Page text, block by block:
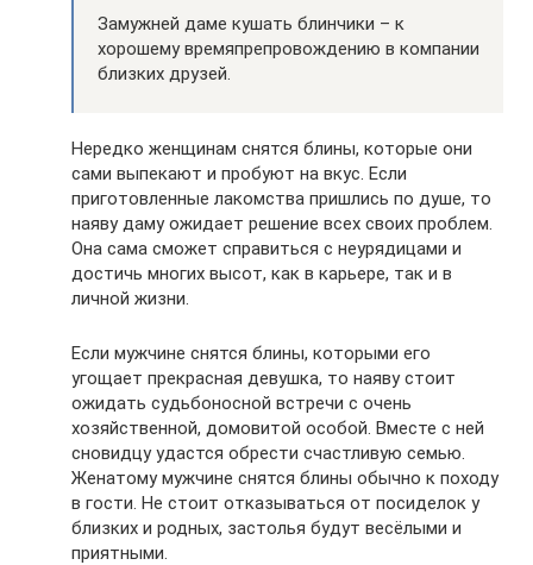
Замужней даме кушать блинчики – к
хорошему времяпрепровождению в компании
близких друзей.
Нередко женщинам снятся блины, которые они
сами выпекают и пробуют на вкус. Если
приготовленные лакомства пришлись по душе, то
наяву даму ожидает решение всех своих проблем.
Она сама сможет справиться с неурядицами и
достичь многих высот, как в карьере, так и в
личной жизни.
Если мужчине снятся блины, которыми его
угощает прекрасная девушка, то наяву стоит
ожидать судьбоносной встречи с очень
хозяйственной, домовитой особой. Вместе с ней
сновидцу удастся обрести счастливую семью.
Женатому мужчине снятся блины обычно к походу
в гости. Не стоит отказываться от посиделок у
близких и родных, застолья будут весёлыми и
приятными.